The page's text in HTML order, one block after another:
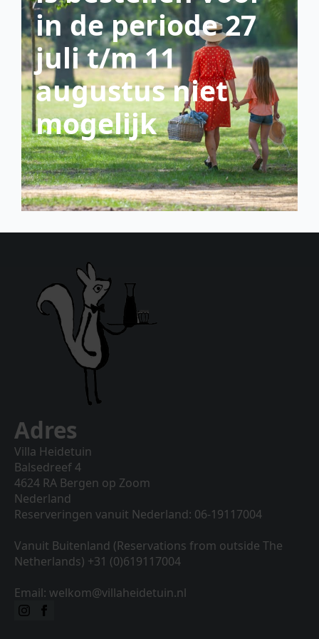
scroll down
Adres
Villa Heidetuin
Balsedreef 4
4624 RA Bergen op Zoom
Nederland
Reserveringen vanuit Nederland: 06-19117004
Vanuit Buitenland (Reservations from outside The
Netherlands) +31 (0)619117004
Email: welkom@villaheidetuin.nl
in de periode 27
juli t/m 11
augustus niet
mogelijk